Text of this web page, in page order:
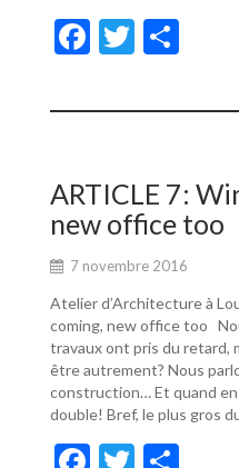
F
e
o
o
k
T
itt ta
er
ARTICLE 7:
new office too
7 novembre 2016
Atelier d’Architecture à
coming, new office too
travaux ont pris du retard,
être autrement? Nous
construction… Et quand
double! Bref, le plus gros